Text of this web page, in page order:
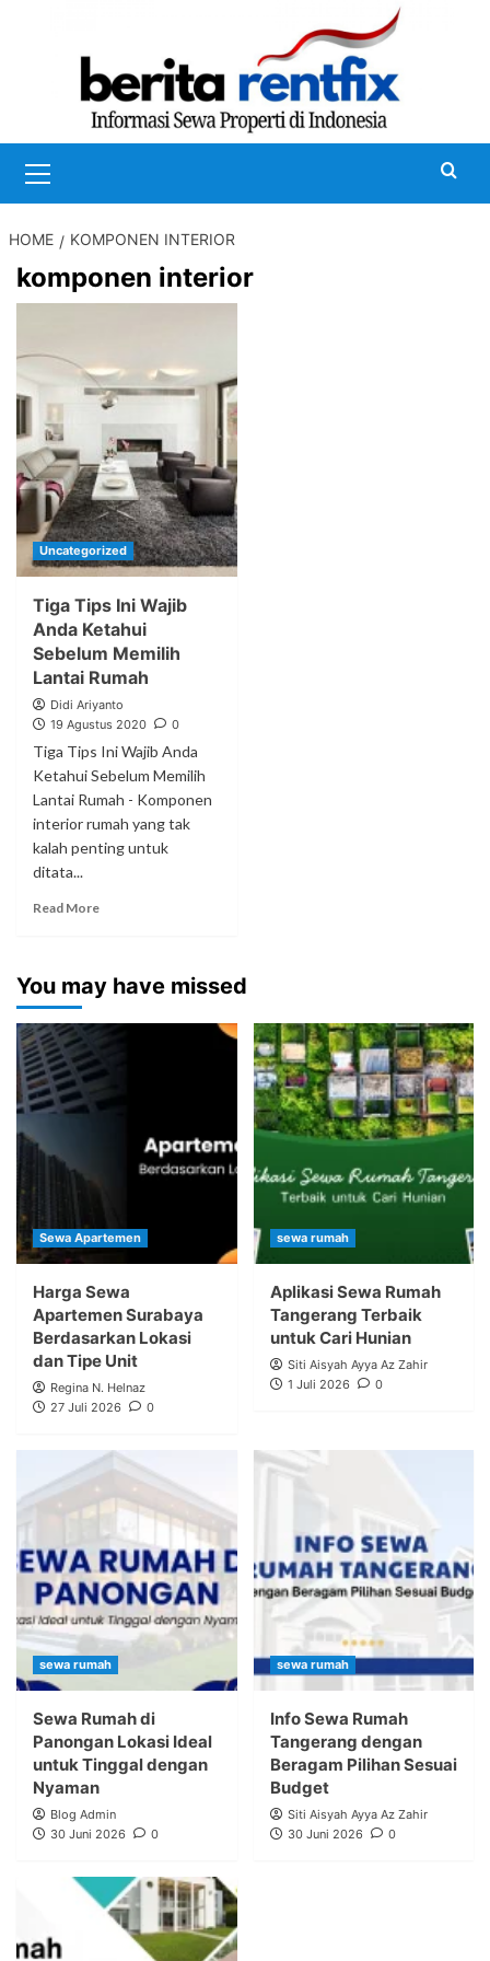
Menu
HOME KOMPONEN INTERIOR
komponen interior
Uncategorized
Tiga Tips Ini Wajib
Anda Ketahui
Sebelum Memilih
Lantai Rumah
Didi Ariyanto
19 Agustus 2020
0
Tiga Tips Ini Wajib Anda
Ketahui Sebelum Memilih
Lantai Rumah - Komponen
interior rumah yang tak
kalah penting untuk
ditata...
Read More
You may have missed
Sewa Apartemen
Harga Sewa
Apartemen Surabaya
Berdasarkan Lokasi
dan Tipe Unit
Regina N. Helnaz
27 Juli 2026
0
sewa rumah
Aplikasi Sewa Rumah
Tangerang Terbaik
untuk Cari Hunian
Siti Aisyah Ayya Az Zahir
1 Juli 2026
0
sewa rumah
Sewa Rumah di
Panongan Lokasi Ideal
untuk Tinggal dengan
Nyaman
Blog Admin
30 Juni 2026
0
sewa rumah
Info Sewa Rumah
Tangerang dengan
Beragam Pilihan Sesuai
Budget
Siti Aisyah Ayya Az Zahir
30 Juni 2026
0